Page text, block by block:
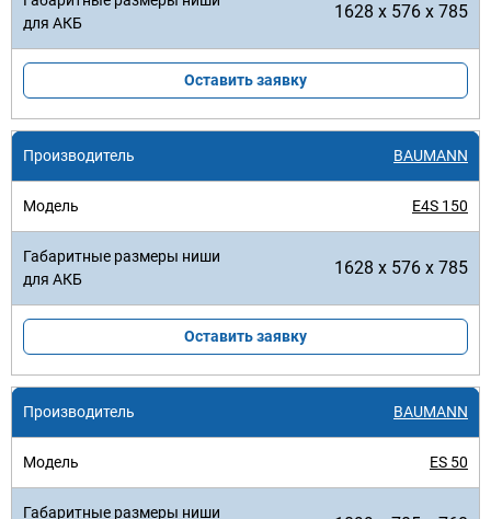
1628 x 576 x 785
Оставить заявку
BAUMANN
E4S 150
1628 x 576 x 785
Оставить заявку
BAUMANN
ES 50